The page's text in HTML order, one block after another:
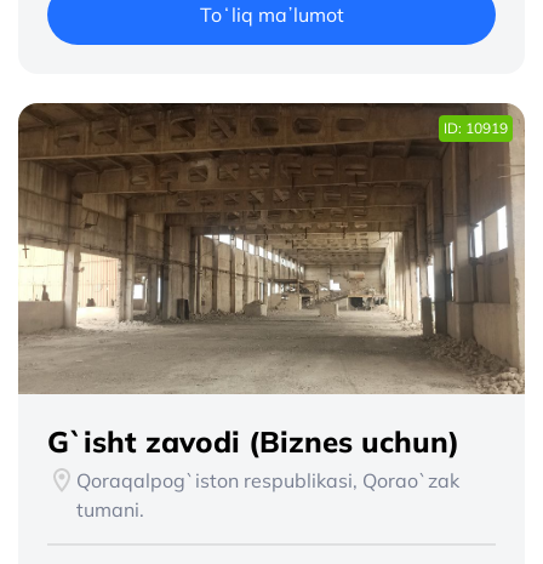
Toʻliq maʼlumot
ID: 10919
G`isht zavodi (Biznes uchun)
Qoraqalpog`iston respublikasi, Qorao`zak
tumani.